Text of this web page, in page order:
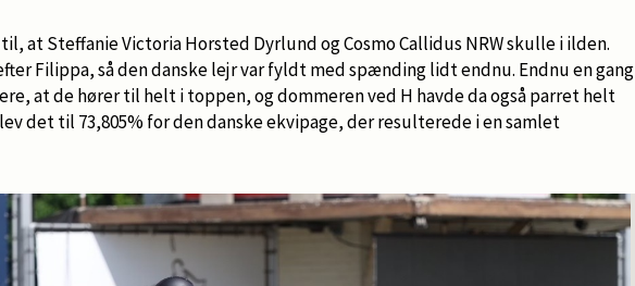
at Steffanie Victoria Horsted Dyrlund og Cosmo Callidus NRW skulle i ilden.
Filippa, så den danske lejr var fyldt med spænding lidt endnu. Endnu en gang
at de hører til helt i toppen, og dommeren ved H havde da også parret helt
det til 73,805% for den danske ekvipage, der resulterede i en samlet